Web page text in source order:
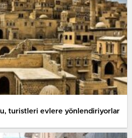
turistleri evlere yönlendiriyorlar